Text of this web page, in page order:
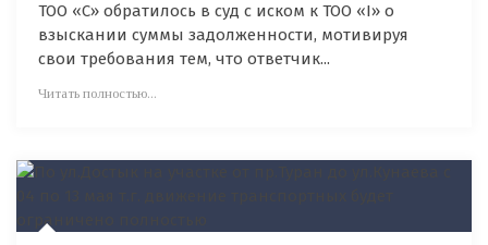
ТОО «С» обратилось в суд с иском к ТОО «I» о
взыскании суммы задолженности, мотивируя
свои требования тем, что ответчик...
Читать полностью...